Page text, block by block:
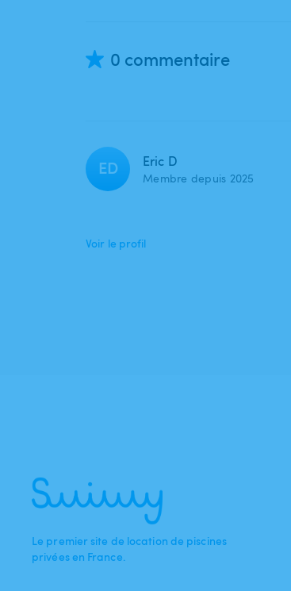
0 commentaire
ED Eric D
Membre depuis 2025
Voir le profil
Le premier site de location de piscines
privées en France.